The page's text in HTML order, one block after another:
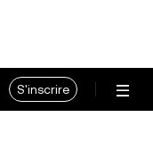
S'inscrire